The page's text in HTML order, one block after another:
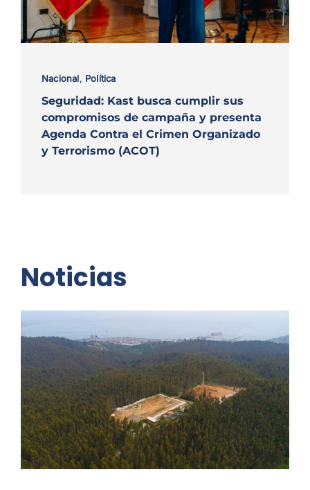
Nacional, Política
Seguridad: Kast busca cumplir sus
compromisos de campaña y presenta
Agenda Contra el Crimen Organizado
y Terrorismo (ACOT)
Noticias